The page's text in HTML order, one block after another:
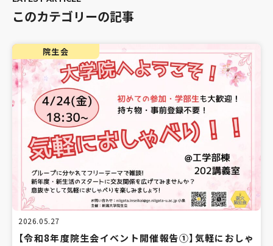
このカテゴリーの記事
院生会
2026.05.27
【令和8年度院生会イベント開催報告①】気軽におしゃ